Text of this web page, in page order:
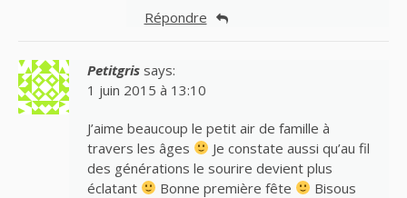
Répondre
Petitgris says:
1 juin 2015 à 13:10
J’aime beaucoup le petit air de famille à
travers les âges
Je constate aussi qu’au fil
des générations le sourire devient plus
éclatant
Bonne première fête Bisous